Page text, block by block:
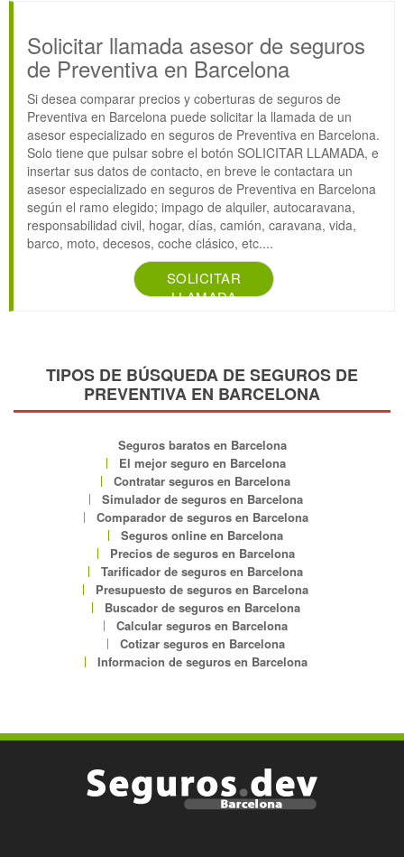
Solicitar llamada asesor de seguros
de Preventiva en Barcelona
Si desea comparar precios y coberturas de seguros de
Preventiva en Barcelona puede solicitar la llamada de un
asesor especializado en seguros de Preventiva en Barcelona.
Solo tiene que pulsar sobre el botón SOLICITAR LLAMADA, e
insertar sus datos de contacto, en breve le contactara un
asesor especializado en seguros de Preventiva en Barcelona
según el ramo elegido; impago de alquiler, autocaravana,
responsabilidad civil, hogar, días, camión, caravana, vida,
barco, moto, decesos, coche clásico, etc....
SOLICITAR
LLAMADA
TIPOS DE BÚSQUEDA DE SEGUROS DE
PREVENTIVA EN BARCELONA
Seguros baratos en Barcelona
El mejor seguro en Barcelona
Contratar seguros en Barcelona
Simulador de seguros en Barcelona
Comparador de seguros en Barcelona
Seguros online en Barcelona
Precios de seguros en Barcelona
Tarificador de seguros en Barcelona
Presupuesto de seguros en Barcelona
Buscador de seguros en Barcelona
Calcular seguros en Barcelona
Cotizar seguros en Barcelona
Informacion de seguros en Barcelona